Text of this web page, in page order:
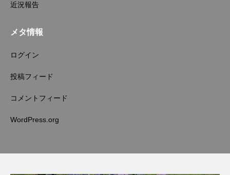
近況報告
メタ情報
ログイン
投稿フィード
コメントフィード
WordPress.org